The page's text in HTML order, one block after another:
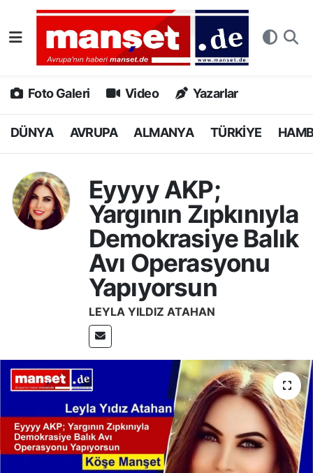
Foto Galeri Video Yazarlar
DÜNYA AVRUPA ALMANYA TÜRKİYE
Eyyyy AKP;
Yargının Zıpkınıyla
Demokrasiye Balık
Avı Operasyonu
Yapıyorsun
LEYLA YILDIZ ATAHAN
DÜNYA
AVRUPA
ALMANYA
HAMBURG
SPOR
DEUTSCH
SAĞLIK
Nöbetçi Eczaneler
Hava Durumu
Namaz Vakitleri
Puan Durumu ve Fikstür
Tüm Manşetler
Son Dakika Haberleri